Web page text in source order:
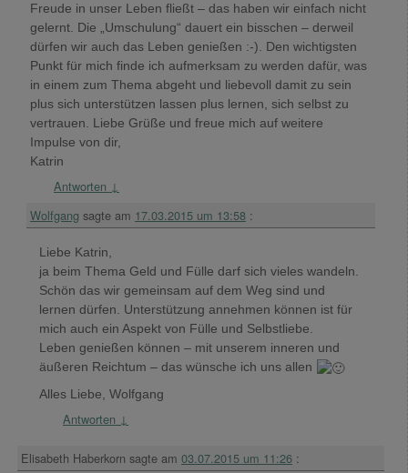
Freude in unser Leben fließt – das haben wir einfach nicht
gelernt. Die „Umschulung“ dauert ein bisschen – derweil
dürfen wir auch das Leben genießen :-). Den wichtigsten
Punkt für mich finde ich aufmerksam zu werden dafür, was
in einem zum Thema abgeht und liebevoll damit zu sein
plus sich unterstützen lassen plus lernen, sich selbst zu
vertrauen. Liebe Grüße und freue mich auf weitere
Impulse von dir,
Katrin
Antworten ↓
Wolfgang sagte am 17.03.2015 um 13:58 :
Liebe Katrin,
ja beim Thema Geld und Fülle darf sich vieles wandeln.
Schön das wir gemeinsam auf dem Weg sind und
lernen dürfen. Unterstützung annehmen können ist für
mich auch ein Aspekt von Fülle und Selbstliebe.
Leben genießen können – mit unserem inneren und
äußeren Reichtum – das wünsche ich uns allen
Alles Liebe, Wolfgang
Antworten ↓
Elisabeth Haberkorn sagte am 03.07.2015 um 11:26 :